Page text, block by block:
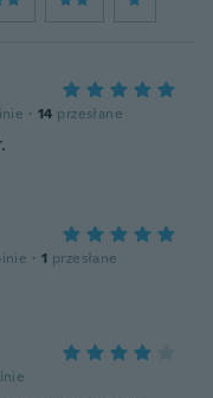
· 14 przesłane
· 1 przesłane